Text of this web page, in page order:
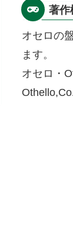
著作
オセロの
ます。
オセロ・